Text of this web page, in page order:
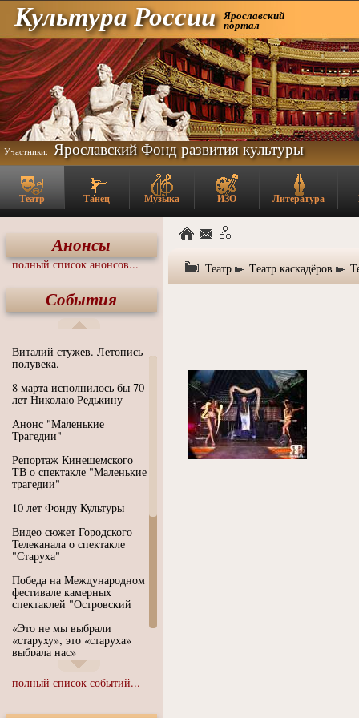
Культура России Ярославский
портал
Участники: Ярославский Фонд развития культуры
Театр Танец Музыка ИЗО Литература
Анонсы
полный список анонсов...
События
Виталий стужев. Летопись
полувека.
8 марта исполнилось бы 70
лет Николаю Редькину
Анонс "Маленькие
Трагедии"
Репортаж Кинешемского
ТВ о спектакле "Маленькие
трагедии"
10 лет Фонду Культуры
Видео сюжет Городского
Телеканала о спектакле
"Старуха"
Победа на Международном
фестивале камерных
спектаклей "Островский
«Это не мы выбрали
«старуху», это «старуха»
выбрала нас»
Иммерсивный спектакль
"Язык чистого полета
полный список событий...
Театр Tеатр каскадёров